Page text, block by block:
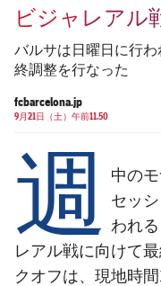
結果
順位表
スケジュール
チケット
結果
順位表
PLUSICON
LABEL.ARIA.PLUS
トップチーム
スケジュール
チケット
結果
順位表
トップチーム
plusicon
label.aria.plus
スケジュール
チケット
ビジャレアル
バルサは日曜日に行
終調整を行なった
fcbarcelona.jp
9月21日（土）午前11.50
週
中の
セッ
われ
レアル戦に向けて
クオフは、現地時